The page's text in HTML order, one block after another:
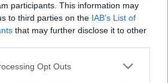
participants. This information may
to third parties on the IAB’s List of
that may further disclose it to other
Opt Outs